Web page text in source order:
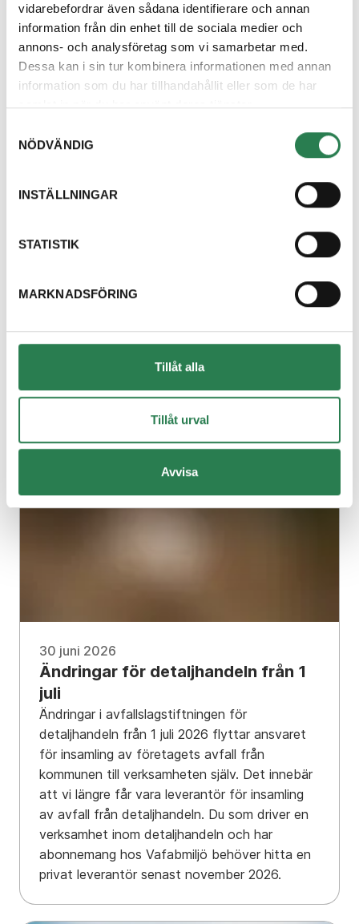
vidarebefordrar även sådana identifierare och annan
information från din enhet till de sociala medier och
annons- och analysföretag som vi samarbetar med.
Dessa kan i sin tur kombinera informationen med annan
information som du har tillhandahållit eller som de har
samlat in när du har använt deras tjänster.
NÖDVÄNDIG
INSTÄLLNINGAR
STATISTIK
MARKNADSFÖRING
Tillåt alla
Tillåt urval
Avvisa
Relaterat innehåll
30 juni 2026
verksamheter
Efter en lagändring får vi inte längre samla in
30 juni 2026
Ändringar för detaljhandeln från 1
juli
Ändringar i avfallslagstiftningen för
detaljhandeln från 1 juli 2026 flyttar ansvaret
för insamling av företagets avfall från
kommunen till verksamheten själv. Det innebär
att vi längre får vara leverantör för insamling
av avfall från detaljhandeln. Du som driver en
verksamhet inom detaljhandeln och har
abonnemang hos Vafabmiljö behöver hitta en
privat leverantör senast november 2026.